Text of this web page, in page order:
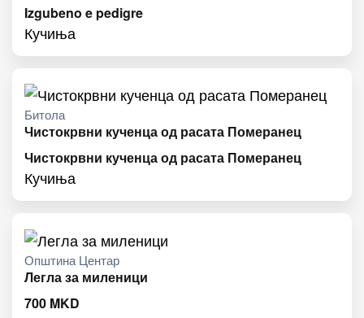
Izgubeno e pedigre
Кучиња
Битола
Чистокрвни кученца од расата Померанец
Чистокрвни кученца од расата Померанец
Кучиња
Општина Центар
Легла за миленици
700 MKD